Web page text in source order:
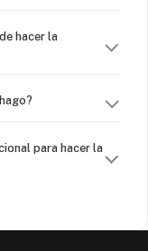
hacer la
para hacer la